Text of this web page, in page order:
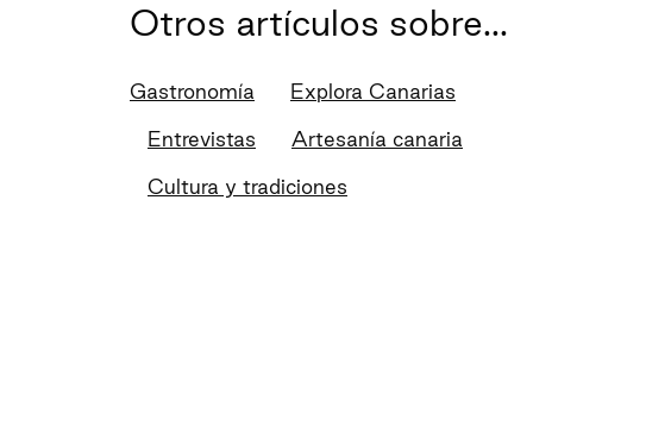
Otros artículos sobre...
Gastronomía Explora Canarias
Entrevistas Artesanía canaria
Cultura y tradiciones